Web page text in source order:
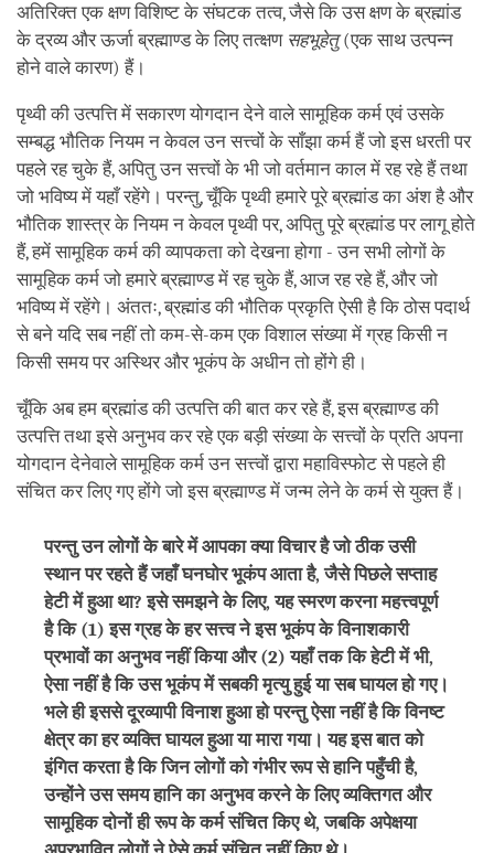
अतिरिक्त एक क्षण विशिष्ट के संघटक तत्व, जैसे कि उस क्षण के ब्रह्मांड
के द्रव्य और ऊर्जा ब्रह्माण्ड के लिए तत्क्षण सहभूहेतु(एक साथ उत्पन्न
होने वाले कारण) हैं।
पृथ्वी की उत्पत्ति में सकारण योगदान देने वाले सामूहिक कर्म एवं उसके
सम्बद्ध भौतिक नियम न केवल उन सत्त्वों के साँझा कर्म हैं जो इस धरती पर
पहले रह चुके हैं, अपितु उन सत्त्वों के भी जो वर्तमान काल में रह रहे हैं तथा
जो भविष्य में यहाँ रहेंगे। परन्तु, चूँकि पृथ्वी हमारे पूरे ब्रह्मांड का अंश है और
भौतिक शास्त्र के नियम न केवल पृथ्वी पर, अपितु पूरे ब्रह्मांड पर लागू होते
हैं, हमें सामूहिक कर्म की व्यापकता को देखना होगा - उन सभी लोगों के
सामूहिक कर्म जो हमारे ब्रह्माण्ड में रह चुके हैं, आज रह रहे हैं, और जो
भविष्य में रहेंगे। अंततः, ब्रह्मांड की भौतिक प्रकृति ऐसी है कि ठोस पदार्थ
से बने यदि सब नहीं तो कम-से-कम एक विशाल संख्या में ग्रह किसी न
किसी समय पर अस्थिर और भूकंप के अधीन तो होंगे ही।
चूँकि अब हम ब्रह्मांड की उत्पत्ति की बात कर रहे हैं, इस ब्रह्माण्ड की
उत्पत्ति तथा इसे अनुभव कर रहे एक बड़ी संख्या के सत्त्वों के प्रति अपना
योगदान देनेवाले सामूहिक कर्म उन सत्त्वों द्वारा महाविस्फोट से पहले ही
संचित कर लिए गए होंगे जो इस ब्रह्माण्ड में जन्म लेने के कर्म से युक्त हैं।
परन्तु उन लोगों के बारे में आपका क्या विचार है जो ठीक उसी
स्थान पर रहते हैं जहाँ घनघोर भूकंप आता है, जैसे पिछले सप्ताह
हेटी में हुआ था? इसे समझने के लिए, यह स्मरण करना महत्त्वपूर्ण
है कि (1) इस ग्रह के हर सत्त्व ने इस भूकंप के विनाशकारी
प्रभावों का अनुभव नहीं किया और (2) यहाँ तक कि हेटी में भी,
ऐसा नहीं है कि उस भूकंप में सबकी मृत्यु हुई या सब घायल हो गए।
भले ही इससे दूरव्यापी विनाश हुआ हो परन्तु ऐसा नहीं है कि विनष्ट
क्षेत्र का हर व्यक्ति घायल हुआ या मारा गया। यह इस बात को
इंगित करता है कि जिन लोगों को गंभीर रूप से हानि पहुँची है,
उन्होंने उस समय हानि का अनुभव करने के लिए व्यक्तिगत और
सामूहिक दोनों ही रूप के कर्म संचित किए थे, जबकि अपेक्षया